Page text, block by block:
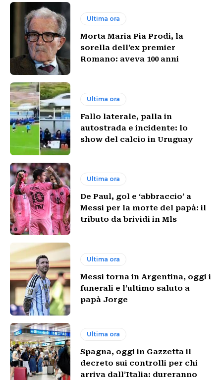
Ultima ora
Morta Maria Pia Prodi, la
sorella dell’ex premier
Romano: aveva 100 anni
Ultima ora
Fallo laterale, palla in
autostrada e incidente: lo
show del calcio in Uruguay
Ultima ora
De Paul, gol e ‘abbraccio’ a
Messi per la morte del papà: il
tributo da brividi in Mls
Ultima ora
Messi torna in Argentina, oggi i
funerali e l’ultimo saluto a
papà Jorge
Ultima ora
Spagna, oggi in Gazzetta il
decreto sui controlli per chi
arriva dall’Italia: dureranno